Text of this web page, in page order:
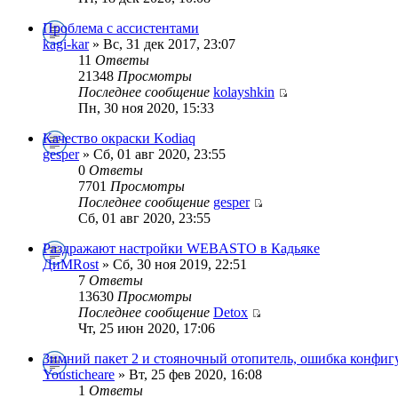
Проблема с ассистентами
kagi-kar» Вс, 31 дек 2017, 23:07
11 Ответы
21348 Просмотры
Последнее сообщение kolayshkin
Пн, 30 ноя 2020, 15:33
Качество окраски Kodiaq
gesper» Сб, 01 авг 2020, 23:55
0 Ответы
7701 Просмотры
Последнее сообщение gesper
Сб, 01 авг 2020, 23:55
Раздражают настройки WEBASTO в Кадьяке
ДиМRost » Сб, 30 ноя 2019, 22:51
7 Ответы
13630 Просмотры
Последнее сообщение Detox
Чт, 25 июн 2020, 17:06
Зимний пакет 2 и стояночный отопитель, ошибка
Yousticheare » Вт, 25 фев 2020, 16:08
1 Ответы